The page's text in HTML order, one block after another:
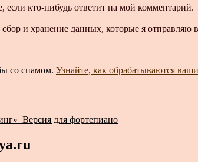
кто-нибудь ответит на мой комментарий.
и хранение данных, которые я отправляю
со спамом. Узнайте, как обрабатываются
для фортепиано